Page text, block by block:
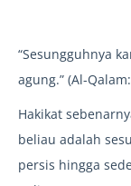
“Sesungguhnya
agung.” (Al-
Hakikat
beliau adalah
persis hingga